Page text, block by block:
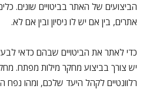
הביצועים של האתר בביטויים שונים.
אתרים, בין אם יש לו ניסיון ובין אם לא.
כדי לאתר את הביטויים שבהם כדאי
יש צורך בביצוע מחקר מילות מפתח.
רלוונטיים לקהל היעד שלכם, ומהו